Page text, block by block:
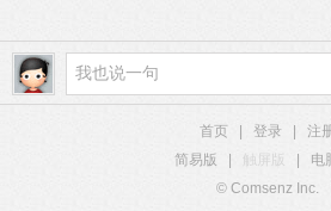
首页 登录
注
简易版
触屏版 电
© Comsenz Inc.